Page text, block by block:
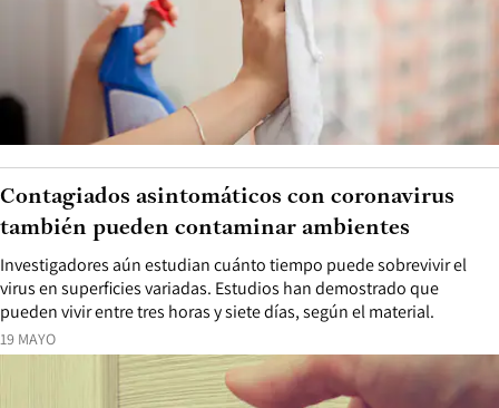
19 MAYO
Investigadores aún estudian cuánto tiempo puede sobrevivir el
virus en superficies variadas. Estudios han demostrado que
pueden vivir entre tres horas y siete días, según el material.
Contagiados asintomáticos con coronavirus
también pueden contaminar ambientes